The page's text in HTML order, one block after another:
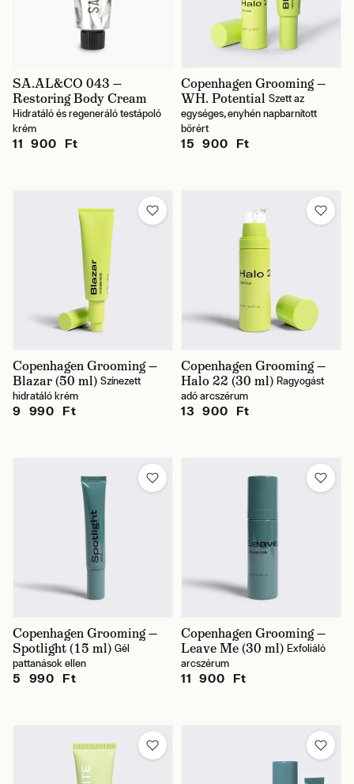
SA.AL&CO 043 —
Restoring Body Cream
Hidratáló és regeneráló testápoló
krém
11 900 Ft
Copenhagen Grooming —
WH. Potential Szett az
egységes, enyhén napbarnított
bőrért
15 900 Ft
Copenhagen Grooming —
Blazar (50 ml) Színezett
hidratáló krém
9 990 Ft
Copenhagen Grooming —
Halo 22 (30 ml) Ragyogást
adó arcszérum
13 900 Ft
Copenhagen Grooming —
Spotlight (15 ml) Gél
pattanások ellen
5 990 Ft
Copenhagen Grooming —
Leave Me (30 ml) Exfoliáló
arcszérum
11 900 Ft